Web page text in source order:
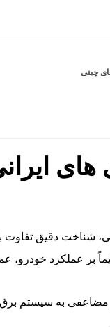
چینی
های
شناخت دقیق تفاوت
بر عملکرد خودرو،
به سیستم برق